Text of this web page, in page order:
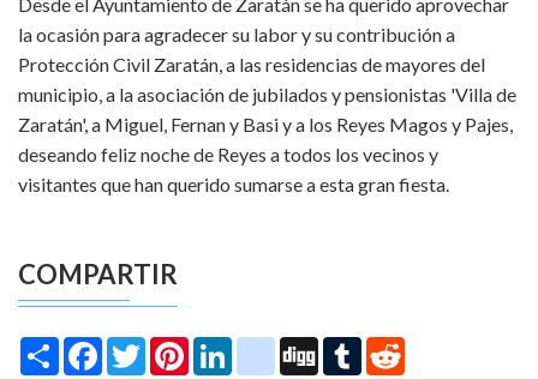
la ocasión para agradecer su labor y su contribución a
Protección Civil Zaratán, a las residencias de mayores del
municipio, a la asociación de jubilados y pensionistas 'Villa de
Zaratán', a Miguel, Fernan y Basi y a los Reyes Magos y Pajes,
deseando feliz noche de Reyes a todos los vecinos y
visitantes que han querido sumarse a esta gran fiesta.
COMPARTIR
Share Facebook
TwitterPinterestLinkedIninstagram
Digg Tumblr